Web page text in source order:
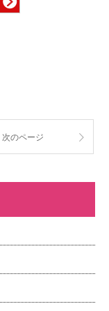
次のページ